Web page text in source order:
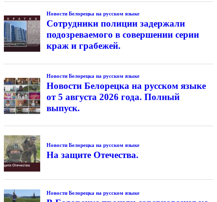
Новости Белорецка на русском языке
Сотрудники полиции задержали
подозреваемого в совершении серии
краж и грабежей.
Новости Белорецка на русском языке
Новости Белорецка на русском языке
от 5 августа 2026 года. Полный
выпуск.
Новости Белорецка на русском языке
На защите Отечества.
Новости Белорецка на русском языке